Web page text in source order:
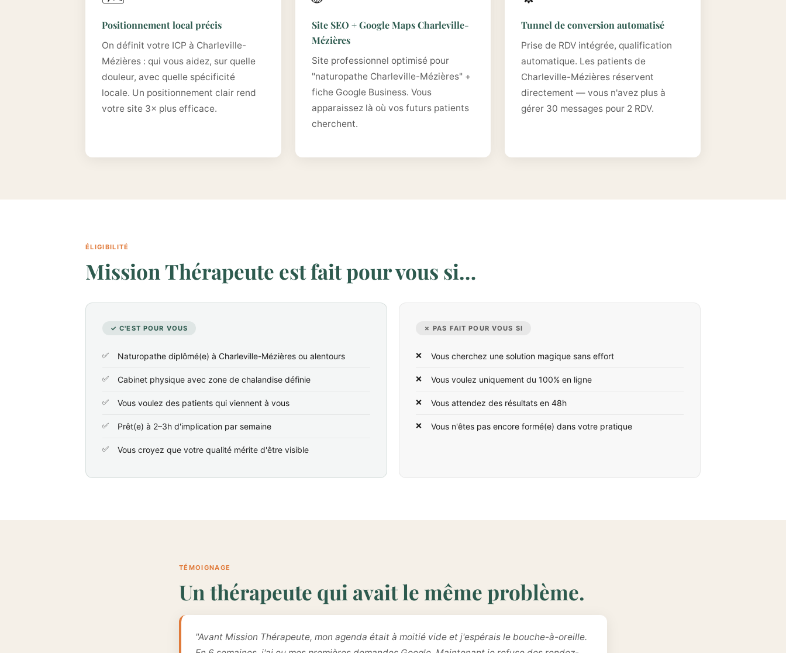
Positionnement local précis
On définit votre ICP à Charleville-
Mézières : qui vous aidez, sur quelle
douleur, avec quelle spécificité
locale. Un positionnement clair rend
votre site 3× plus efficace.
Site SEO + Google Maps Charleville-
Mézières
Site professionnel optimisé pour
"naturopathe Charleville-Mézières" +
fiche Google Business. Vous
apparaissez là où vos futurs patients
cherchent.
Tunnel de conversion automatisé
Prise de RDV intégrée, qualification
automatique. Les patients de
Charleville-Mézières réservent
directement — vous n'avez plus à
gérer 30 messages pour 2 RDV.
ÉLIGIBILITÉ
Mission Thérapeute est fait pour vous si…
✓ C'EST POUR VOUS
Naturopathe diplômé(e) à Charleville-Mézières ou alentours
Cabinet physique avec zone de chalandise définie
Vous voulez des patients qui viennent à vous
Prêt(e) à 2–3h d'implication par semaine
Vous croyez que votre qualité mérite d'être visible
✗ PAS FAIT POUR VOUS SI
Vous cherchez une solution magique sans effort
Vous voulez uniquement du 100% en ligne
Vous attendez des résultats en 48h
Vous n'êtes pas encore formé(e) dans votre pratique
TÉMOIGNAGE
Un thérapeute qui avait le même problème.
"Avant Mission Thérapeute, mon agenda était à moitié vide et j'espérais le bouche-à-oreille.